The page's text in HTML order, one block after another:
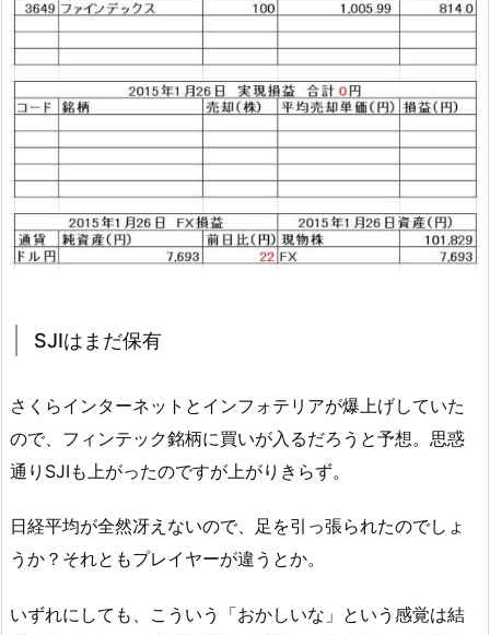
SJIはまだ保有
さくらインターネットとインフォテリアが爆上げしていた
ので、フィンテック銘柄に買いが入るだろうと予想。思惑
通りSJIも上がったのですが上がりきらず。
日経平均が全然冴えないので、足を引っ張られたのでしょ
うか？それともプレイヤーが違うとか。
いずれにしても、こういう「おかしいな」という感覚は結